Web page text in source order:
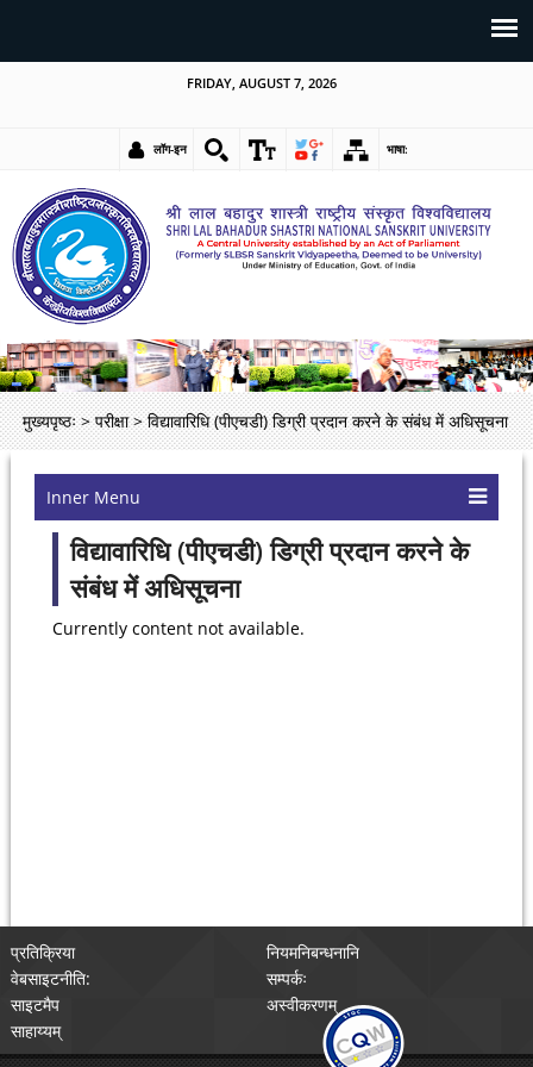
FRIDAY, AUGUST 7, 2026
लॉग-इन भाषा:
मुख्यपृष्ठः > परीक्षा > विद्यावारिधि (पीएचडी) डिग्री प्रदान करने के संबंध में अधिसूचना
Inner Menu
विद्यावारिधि (पीएचडी) डिग्री प्रदान करने के
संबंध में अधिसूचना
Currently content not available.
प्रतिक्रिया
नियमनिबन्धनानि
वेबसाइटनीति:
सम्पर्कः
साइटमैप
अस्वीकरणम्
साहाय्यम्